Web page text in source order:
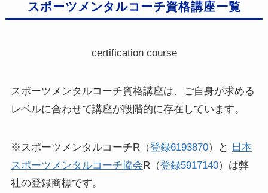
スポーツメンタルコーチ資格講座一覧
certification course
スポーツメンタルコーチ資格講座は、ご自身が求める
レベルに合わせて講座が段階的に存在しています。
※スポーツメンタルコーチR（登録6193870）と
日本
スポーツメンタルコーチ協会R（登録5917140）は弊
社の登録商標です。